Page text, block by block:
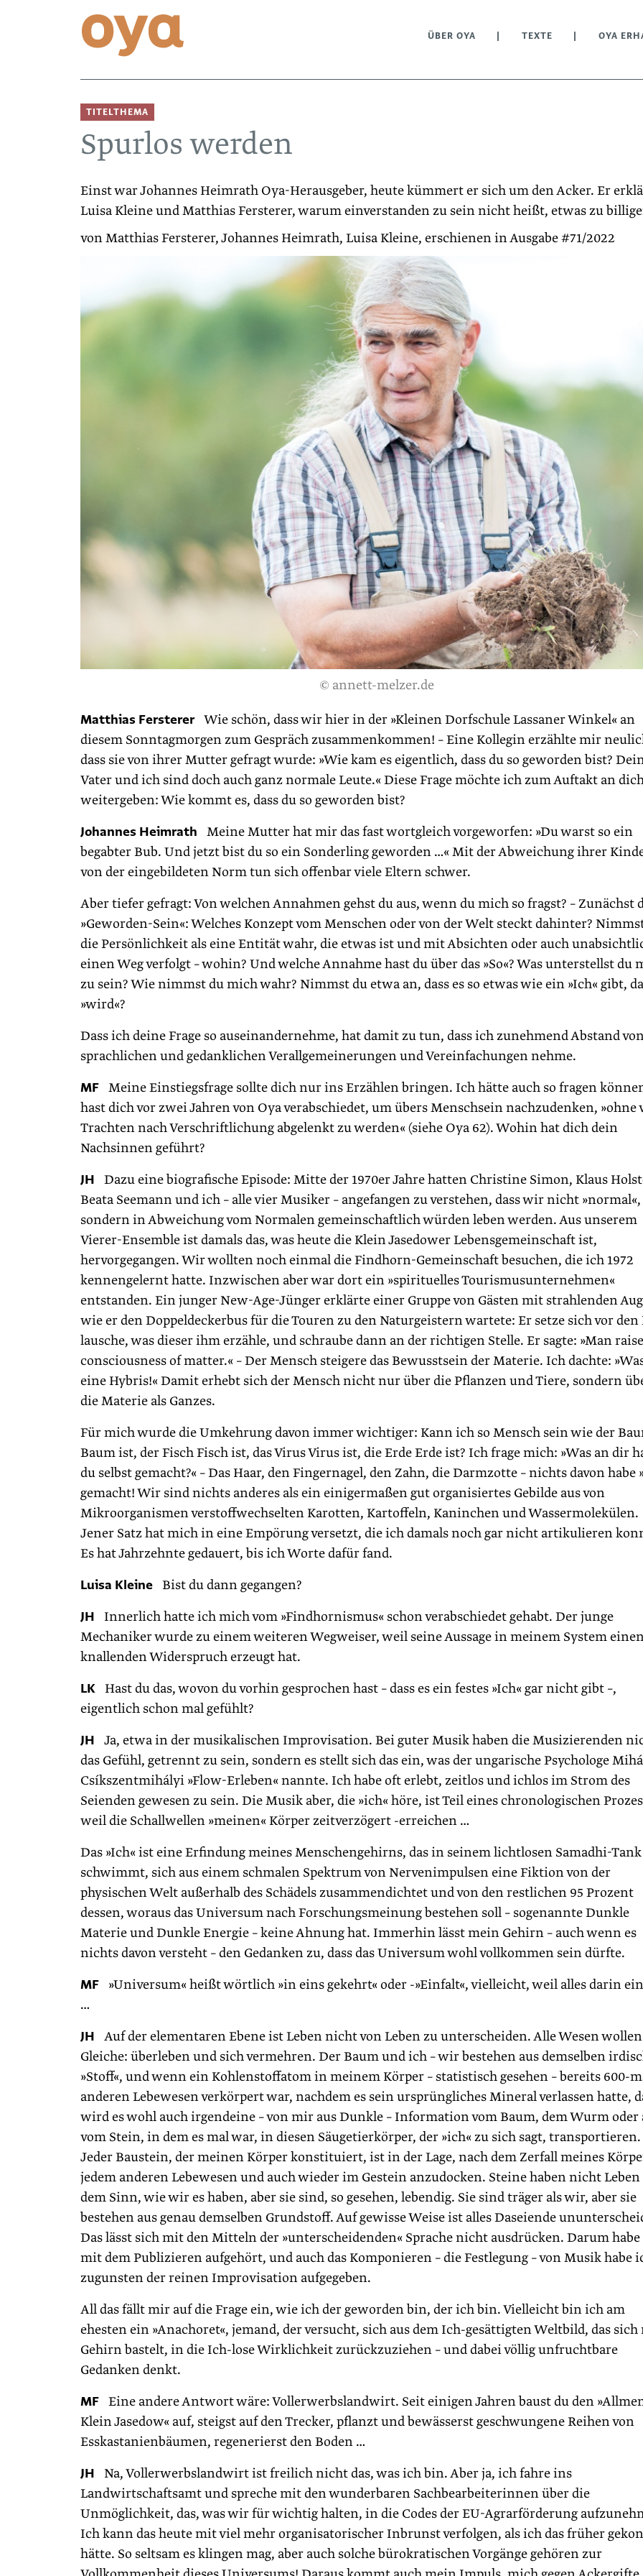
ÜBER OYA TEXTE OYA
TITELTHEMA
Spurlos werden
Einst war Johannes Heimrath Oya-Herausgeber, heute kümmert er sich um den Acker. Er
Luisa Kleine und Matthias Fersterer, warum einverstanden zu sein nicht heißt, etwas zu
von Matthias Fersterer, Johannes Heimrath, Luisa Kleine, erschienen in Ausgabe #71/2022
© annett-melzer.de
Matthias FerstererWie schön, dass wir hier in der »Kleinen Dorfschule Lassaner Winkel« an
diesem Sonntagmorgen zum Gespräch zusammenkommen! – Eine Kollegin erzählte mir
dass sie von ihrer Mutter gefragt wurde: »Wie kam es eigentlich, dass du so geworden bist?
Vater und ich sind doch auch ganz normale Leute.« Diese Frage möchte ich zum Auftakt an
weitergeben: Wie kommt es, dass du so geworden bist?
Johannes Heimrath Meine Mutter hat mir das fast wortgleich vorgeworfen: »Du warst so ein
begabter Bub. Und jetzt bist du so ein Sonderling geworden …« Mit der Abweichung ihrer
von der eingebildeten Norm tun sich offenbar viele Eltern schwer.
Aber tiefer gefragt: Von welchen Annahmen gehst du aus, wenn du mich so fragst? – Zunächst
»Geworden-Sein«: Welches Konzept vom Menschen oder von der Welt steckt dahinter?
die Persönlichkeit als eine Entität wahr, die etwas ist und mit Absichten oder auch
einen Weg verfolgt – wohin? Und welche Annahme hast du über das »So«? Was unterstellst du
zu sein? Wie nimmst du mich wahr? Nimmst du etwa an, dass es so etwas wie ein »Ich« gibt,
»wird«?
Dass ich deine Frage so auseinandernehme, hat damit zu tun, dass ich zunehmend Abstand
sprachlichen und gedanklichen Verallgemeinerungen und Vereinfachungen nehme.
MF Meine Einstiegsfrage sollte dich nur ins Erzählen bringen. Ich hätte auch so fragen
hast dich vor zwei Jahren von Oya verabschiedet, um übers Menschsein nachzudenken, »ohne
Trachten nach Verschriftlichung abgelenkt zu werden« (siehe Oya 62). Wohin hat dich dein
Nachsinnen geführt?
JH Dazu eine biografische Episode: Mitte der 1970er Jahre hatten Christine Simon, Klaus
Beata Seemann und ich – alle vier Musiker – angefangen zu verstehen, dass wir nicht »normal«,
sondern in Abweichung vom Normalen gemeinschaftlich würden leben werden. Aus unserem
Vierer-Ensemble ist damals das, was heute die Klein Jasedower Lebensgemeinschaft ist,
hervorgegangen. Wir wollten noch einmal die Findhorn-Gemeinschaft besuchen, die ich 1972
kennengelernt hatte. Inzwischen aber war dort ein »spirituelles Tourismusunternehmen«
entstanden. Ein junger New-Age-Jünger erklärte einer Gruppe von Gästen mit strahlenden
wie er den Doppeldeckerbus für die Touren zu den Naturgeistern wartete: Er setze sich vor den
lausche, was dieser ihm erzähle, und schraube dann an der richtigen Stelle. Er sagte: »Man
consciousness of matter.« – Der Mensch steigere das Bewusstsein der Materie. Ich dachte:
eine Hybris!« Damit erhebt sich der Mensch nicht nur über die Pflanzen und Tiere, sondern
die Materie als Ganzes.
Für mich wurde die Umkehrung davon immer wichtiger: Kann ich so Mensch sein wie der
Baum ist, der Fisch Fisch ist, das Virus Virus ist, die Erde Erde ist? Ich frage mich: »Was an dir
du selbst gemacht?« – Das Haar, den Fingernagel, den Zahn, die Darmzotte – nichts davon habe
gemacht! Wir sind nichts anderes als ein einigermaßen gut organisiertes Gebilde aus von
Mikroorganismen verstoffwechselten Karotten, Kartoffeln, Kaninchen und Wassermolekülen.
Jener Satz hat mich in eine Empörung versetzt, die ich damals noch gar nicht artikulieren
Es hat Jahrzehnte gedauert, bis ich Worte dafür fand.
Luisa Kleine Bist du dann gegangen?
JH Innerlich hatte ich mich vom »Findhornismus« schon verabschiedet gehabt. Der junge
Mechaniker wurde zu einem weiteren Wegweiser, weil seine Aussage in meinem System
knallenden Widerspruch erzeugt hat.
LK Hast du das, wovon du vorhin gesprochen hast – dass es ein festes »Ich« gar nicht gibt –,
eigentlich schon mal gefühlt?
JH Ja, etwa in der musikalischen Improvisation. Bei guter Musik haben die Musizierenden
das Gefühl, getrennt zu sein, sondern es stellt sich das ein, was der ungarische Psychologe
Csíkszentmihályi »Flow-Erleben« nannte. Ich habe oft erlebt, zeitlos und ichlos im Strom des
Seienden gewesen zu sein. Die Musik aber, die »ich« höre, ist Teil eines chronologischen
weil die Schallwellen »meinen« Körper zeitverzögert -erreichen …
Das »Ich« ist eine Erfindung meines Menschengehirns, das in seinem lichtlosen Samadhi-Tank
schwimmt, sich aus einem schmalen Spektrum von Nervenimpulsen eine Fiktion von der
physischen Welt außerhalb des Schädels zusammendichtet und von den restlichen 95 Prozent
dessen, woraus das Universum nach Forschungsmeinung bestehen soll – sogenannte Dunkle
Materie und Dunkle Energie – keine Ahnung hat. Immerhin lässt mein Gehirn – auch wenn es
nichts davon versteht – den Gedanken zu, dass das Universum wohl vollkommen sein dürfte.
MF »Universum« heißt wörtlich »in eins gekehrt« oder -»Einfalt«, vielleicht, weil alles darin
…
JH Auf der elementaren Ebene ist Leben nicht von Leben zu unterscheiden. Alle Wesen
Gleiche: überleben und sich vermehren. Der Baum und ich – wir bestehen aus demselben
»Stoff«, und wenn ein Kohlenstoffatom in meinem Körper – statistisch gesehen – bereits 600-
anderen Lebewesen verkörpert war, nachdem es sein ursprüngliches Mineral verlassen hatte,
wird es wohl auch irgendeine – von mir aus Dunkle – Information vom Baum, dem Wurm oder
vom Stein, in dem es mal war, in diesen Säugetierkörper, der »ich« zu sich sagt, transportieren.
Jeder Baustein, der meinen Körper konstituiert, ist in der Lage, nach dem Zerfall meines
jedem anderen Lebewesen und auch wieder im Gestein anzudocken. Steine haben nicht
dem Sinn, wie wir es haben, aber sie sind, so gesehen, lebendig. Sie sind träger als wir, aber sie
bestehen aus genau demselben Grundstoff. Auf gewisse Weise ist alles Daseiende
Das lässt sich mit den Mitteln der »unterscheidenden« Sprache nicht ausdrücken. Darum
mit dem Publizieren aufgehört, und auch das Komponieren – die Festlegung – von Musik habe
zugunsten der reinen Improvisation aufgegeben.
All das fällt mir auf die Frage ein, wie ich der geworden bin, der ich bin. Vielleicht bin ich am
ehesten ein »Anachoret«, jemand, der versucht, sich aus dem Ich-gesättigten Weltbild, das
Gehirn bastelt, in die Ich-lose Wirklichkeit zurückzuziehen – und dabei völlig unfruchtbare
Gedanken denkt.
MF Eine andere Antwort wäre: Vollerwerbslandwirt. Seit einigen Jahren baust du den
Klein Jasedow« auf, steigst auf den Trecker, pflanzt und bewässerst geschwungene Reihen von
Esskastanienbäumen, regenerierst den Boden …
JH Na, Vollerwerbslandwirt ist freilich nicht das, was ich bin. Aber ja, ich fahre ins
Landwirtschaftsamt und spreche mit den wunderbaren Sachbearbeiterinnen über die
Unmöglichkeit, das, was wir für wichtig halten, in die Codes der EU-Agrarförderung
Ich kann das heute mit viel mehr organisatorischer Inbrunst verfolgen, als ich das früher
hätte. So seltsam es klingen mag, aber auch solche bürokratischen Vorgänge gehören zur